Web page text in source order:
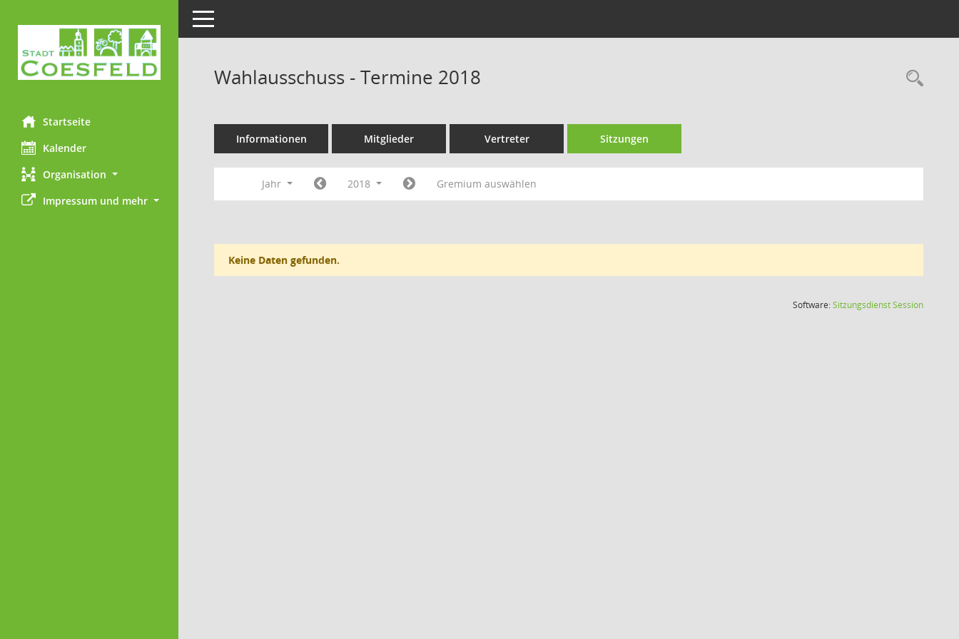
Startseite
Kalender
Organisation
Impressum und mehr
Toggle navigation
Wahlausschuss - Termine 2018
Informationen Mitglieder Vertreter Sitzungen
Jahr 2018 Gremium auswählen
Keine Daten gefunden.
Software:SitzungsdienstSession(Wird in